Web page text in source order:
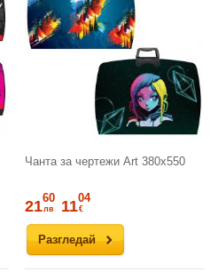
Чанта за чертежи Art 380x550
Разгледай
2160
лв 1104
€